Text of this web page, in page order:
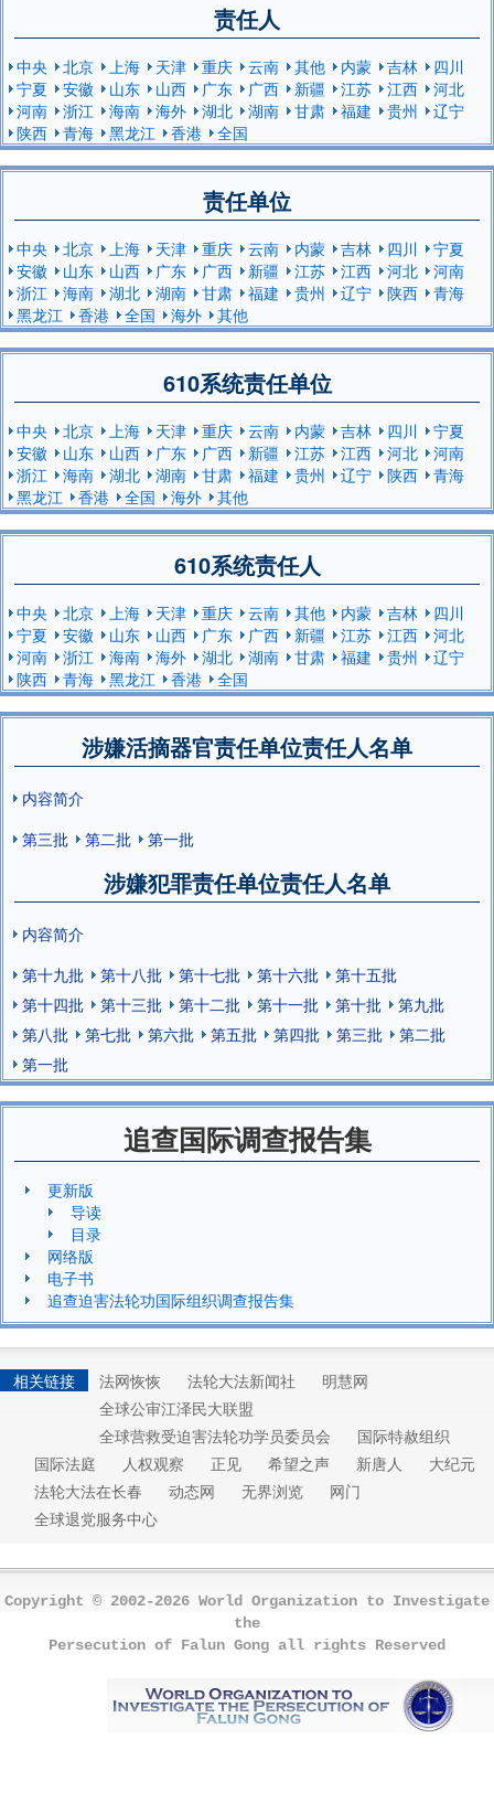
责任人
中央 北京 上海 天津 重庆 云南 其他 内蒙 吉林
四川
宁夏
安徽 山东 山西 广东 广西 新疆 江苏 江西
河北
河南
浙江 海南 海外 湖北 湖南 甘肃 福建 贵州
辽宁
陕西
青海 黑龙江 香港 全国
责任单位
中央 北京 上海 天津 重庆 云南 内蒙 吉林 四川
宁夏
安徽
山东 山西 广东 广西 新疆 江苏 江西 河北
河南
浙江
海南 湖北 湖南 甘肃 福建 贵州 辽宁 陕西
青海
黑龙江
香港 全国 海外 其他
610系统责任单位
中央 北京 上海 天津 重庆 云南 内蒙 吉林 四川
宁夏
安徽
山东 山西 广东 广西 新疆 江苏 江西 河北
河南
浙江
海南 湖北 湖南 甘肃 福建 贵州 辽宁 陕西
青海
黑龙江
香港 全国 海外 其他
610系统责任人
中央 北京 上海 天津 重庆 云南 其他 内蒙 吉林
四川
宁夏
安徽 山东 山西 广东 广西 新疆 江苏 江西
河北
河南
浙江 海南 海外 湖北 湖南 甘肃 福建 贵州
辽宁
陕西
青海 黑龙江 香港 全国
涉嫌活摘器官责任单位责任人名单
内容简介
第三批
第二批 第一批
涉嫌犯罪责任单位责任人名单
内容简介
第十九批
第十八批 第十七批 第十六批
第十五批
第十四批
第十三批 第十二批 第十一批 第十批
第九批
第八批
第七批 第六批 第五批 第四批 第三批
第二批
第一批
追查国际调查报告集
更新版
导读
目录
网络版
电子书
追查迫害法轮功国际组织调查报告集
相关链接 法网恢恢 法轮大法新闻社
明慧网
全球公审江泽民大联盟
全球营救受迫害法轮功学员委员会
国际特赦组织
国际法庭
人权观察 正见 希望之声 新唐人
大纪元
法轮大法在长春
动态网 无界浏览
网门
全球退党服务中心
Copyright © 2002-2026 World Organization to Investigate
the
Persecution of Falun Gong all rights Reserved